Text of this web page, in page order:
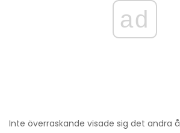
ad
Inte överraskande visade sig det andra